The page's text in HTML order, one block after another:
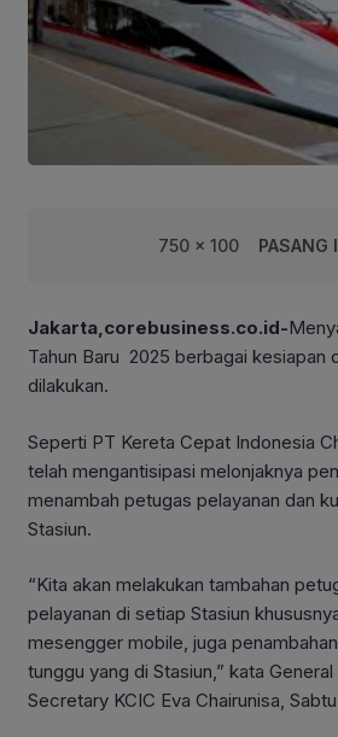
750 x 100 PASANG
Jakarta,corebusiness.co.id-
Tahun Baru 2025 berbagai kesiapan
dilakukan.
Seperti PT Kereta Cepat Indonesia
telah mengantisipasi melonjaknya
menambah petugas pelayanan dan
Stasiun.
“Kita akan melakukan tambahan
pelayanan di setiap Stasiun
mesengger mobile, juga
tunggu yang di Stasiun,” kata
Secretary KCIC Eva Chairunisa, Sabtu